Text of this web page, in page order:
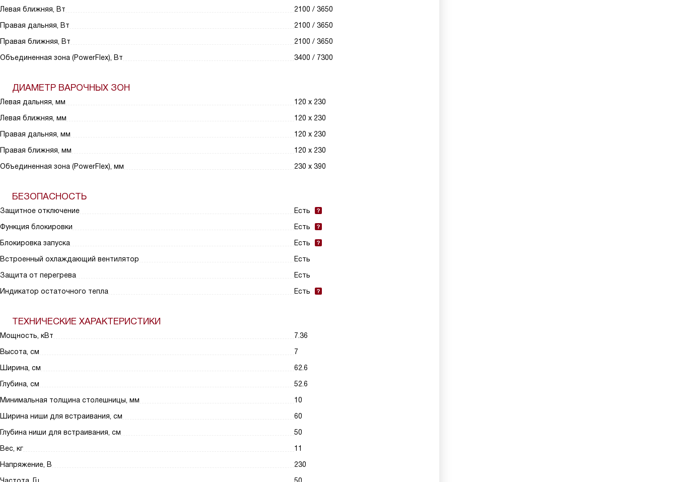
Левая ближняя, Вт
2100 / 3650
Правая дальняя, Вт
2100 / 3650
Правая ближняя, Вт
2100 / 3650
Объединенная зона (PowerFlex), Вт
3400 / 7300
ДИАМЕТР ВАРОЧНЫХ ЗОН
Левая дальняя, мм
120 х 230
Левая ближняя, мм
120 х 230
Правая дальняя, мм
120 х 230
Правая ближняя, мм
120 х 230
Объединенная зона (PowerFlex), мм
230 х 390
БЕЗОПАСНОСТЬ
Защитное отключение
Есть
Функция блокировки
Есть
Блокировка запуска
Есть
Встроенный охлаждающий вентилятор
Есть
Защита от перегрева
Есть
Индикатор остаточного тепла
Есть
ТЕХНИЧЕСКИЕ ХАРАКТЕРИСТИКИ
Мощность, кВт
7.36
Высота, см
7
Ширина, см
62.6
Глубина, см
52.6
Минимальная толщина столешницы, мм
10
Ширина ниши для встраивания, см
60
Глубина ниши для встраивания, см
50
Вес, кг
11
Напряжение, В
230